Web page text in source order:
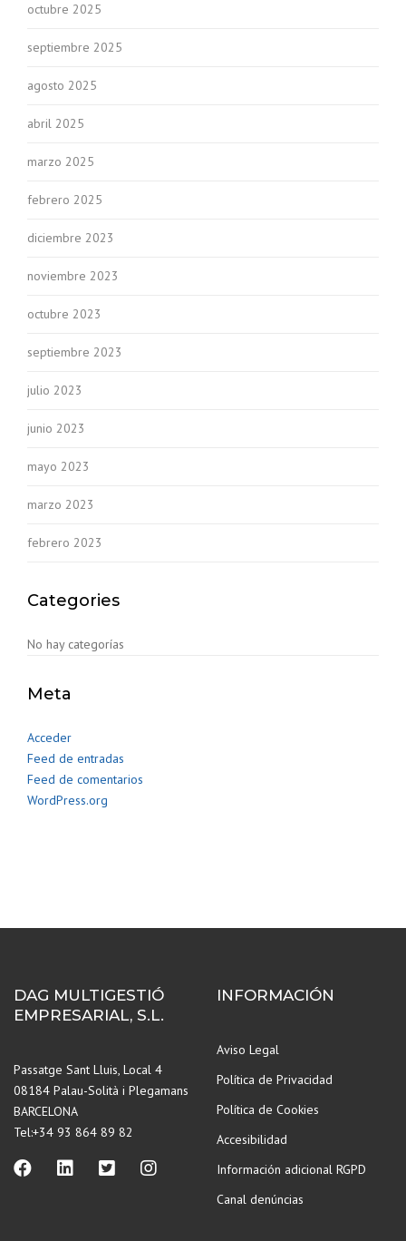
octubre 2025
septiembre 2025
agosto 2025
abril 2025
marzo 2025
febrero 2025
diciembre 2023
noviembre 2023
octubre 2023
septiembre 2023
julio 2023
junio 2023
mayo 2023
marzo 2023
febrero 2023
Categories
No hay categorías
Meta
Acceder
Feed de entradas
Feed de comentarios
WordPress.org
DAG MULTIGESTIÓ
EMPRESARIAL, S.L.
Passatge Sant Lluis, Local 4
08184 Palau-Solità i Plegamans
BARCELONA
Tel:+34 93 864 89 82
INFORMACIÓN
Aviso Legal
Política de Privacidad
Política de Cookies
Accesibilidad
Información adicional RGPD
Canal denúncias